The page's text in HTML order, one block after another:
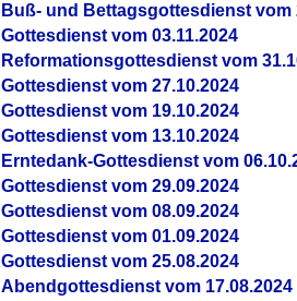
Buß- und Bettagsgottesdienst vom
Gottesdienst vom 03.11.2024
Reformationsgottesdienst vom
Gottesdienst vom 27.10.2024
Gottesdienst vom 19.10.2024
Gottesdienst vom 13.10.2024
Erntedank-Gottesdienst vom
Gottesdienst vom 29.09.2024
Gottesdienst vom 08.09.2024
Gottesdienst vom 01.09.2024
Gottesdienst vom 25.08.2024
Abendgottesdienst vom 17.08.2024